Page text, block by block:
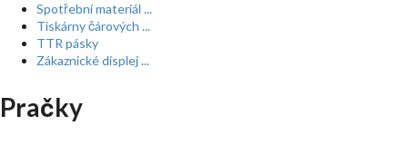
Spotřební materiál ...
Tiskárny čárových ...
TTR pásky
Zákaznické displej ...
Pračky